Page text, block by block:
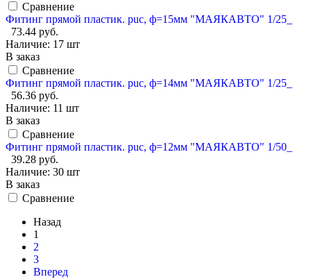
Сравнение
Фитинг прямой пластик. puc, ф=15мм "МАЯКАВТО" 1/25_
73.44 руб.
Наличие: 17 шт
В заказ
Сравнение
Фитинг прямой пластик. puc, ф=14мм "МАЯКАВТО" 1/25_
56.36 руб.
Наличие: 11 шт
В заказ
Сравнение
Фитинг прямой пластик. puc, ф=12мм "МАЯКАВТО" 1/50_
39.28 руб.
Наличие: 30 шт
В заказ
Сравнение
Назад
1
2
3
Вперед